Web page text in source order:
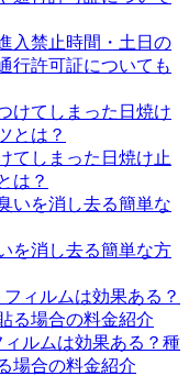
入禁止時間・土日の
行許可証についても
てしまった日焼け止
は？
を消し去る簡単な方
ィルムは効果ある？種
場合の料金紹介